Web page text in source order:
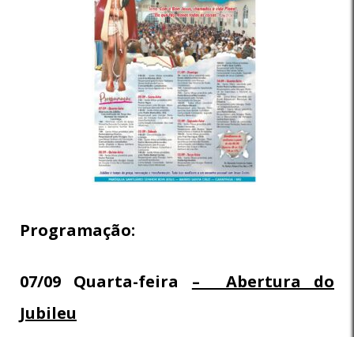
Programação:
07/09 Quarta-feira
– Abertura do
Jubileu